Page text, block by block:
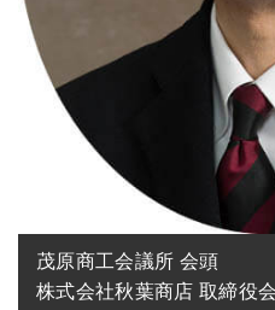
茂原商工会議所 会頭
株式会社秋葉商店 取締役